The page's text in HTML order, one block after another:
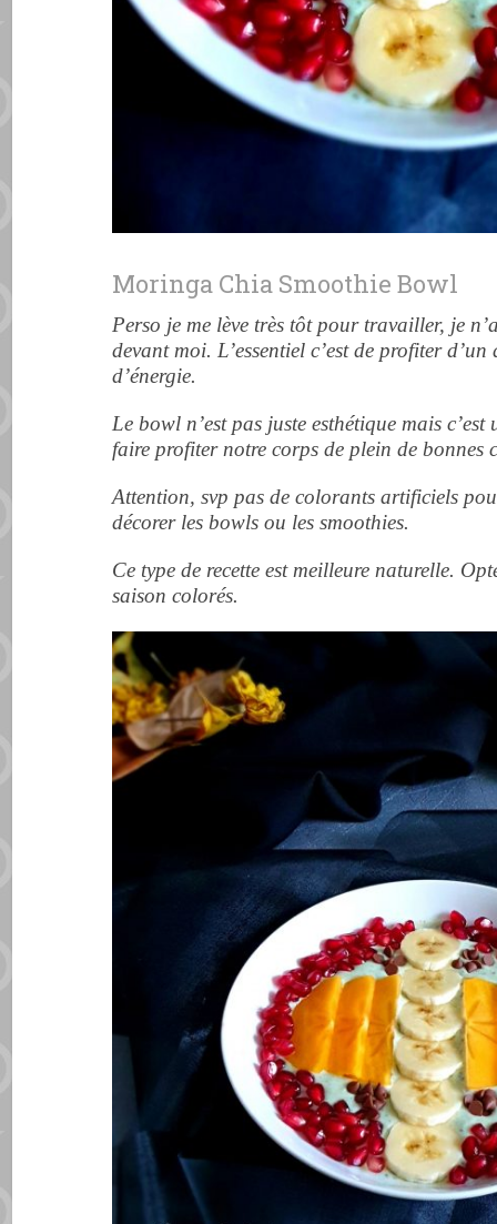
Moringa Chia Smoothie Bowl
Perso je me lève très tôt pour travailler, je
devant moi. L’essentiel c’est de profiter
d’énergie.
Le bowl n’est pas juste esthétique mais
faire profiter notre corps de plein de bonnes
Attention, svp pas de colorants artificiels
décorer les bowls ou les smoothies.
Ce type de recette est meilleure naturelle.
saison colorés.